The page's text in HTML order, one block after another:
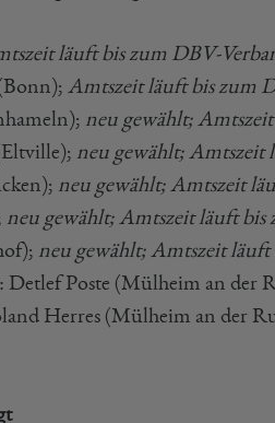
läuft bis zum DBV-
Amtszeit läuft bis zum
neu gewählt;
neu gewählt; Amtszeit
neu gewählt; Amtszeit
neu gewählt; Amtszeit läuft bis
neu gewählt; Amtszeit läuft
Poste (Mülheim an der
Herres (Mülheim an der